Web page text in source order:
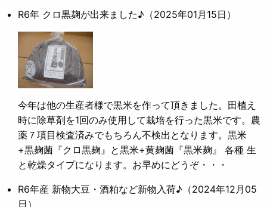
R6年 クロ黒麹が出来ました♪ （2025年01月15日）
今年は他の生産者様で黒米を作って頂きました。田植え
時に除草剤を1回のみ使用して栽培を行った黒米です。農
薬７項目検査済みでもちろん不検出となります。黒米
+黒麹菌『クロ黒麹』と黒米+黄麹菌『黒米麹』 各種 生
と乾燥タイプになります。お早めにどうぞ・・・
R6年産 新物大豆・酒粕など新物入荷♪ （2024年12月05
日）